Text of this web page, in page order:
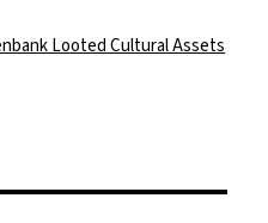
Looted Cultural Assets